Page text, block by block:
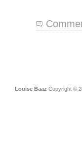
Louise Baaz Copyright ©